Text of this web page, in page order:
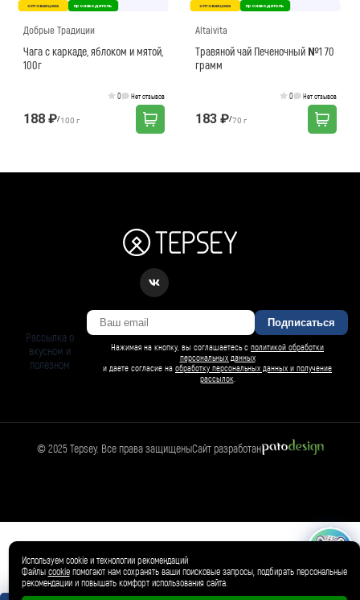
🛍️ Магазин
Товар добавлен в корзину ✓
оптовая цена производитель
Добрые Традиции
Чага с каркаде, яблоком и мятой,
100г
0 Нет отзывов
188 ₽/100 г
оптовая цена производитель
Altaivita
Травяной чай Печеночный №1 70
грамм
0 Нет отзывов
183 ₽/70 г
Рассылка о
вкусном и
полезном
Подписаться
Нажимая на кнопку, вы соглашаетесь с политикой обработки
персональных данных
и даете согласие на обработку персональных данных и получение
рассылок
© 2025 Tepsey. Все права защищеныСайт разработан
Используем cookie и технологии рекомендаций
Файлы cookieпомогают нам сохранять ваши поисковые запросы, подбирать персональные
рекомендации и повышать комфорт использования сайта.